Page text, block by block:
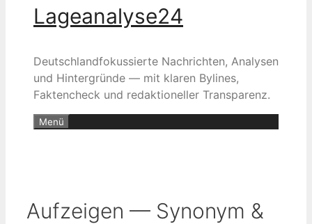
Lageanalyse24
Deutschlandfokussierte Nachrichten, Analysen
und Hintergründe — mit klaren Bylines,
Faktencheck und redaktioneller Transparenz.
Menü
Aufzeigen — Synonym &